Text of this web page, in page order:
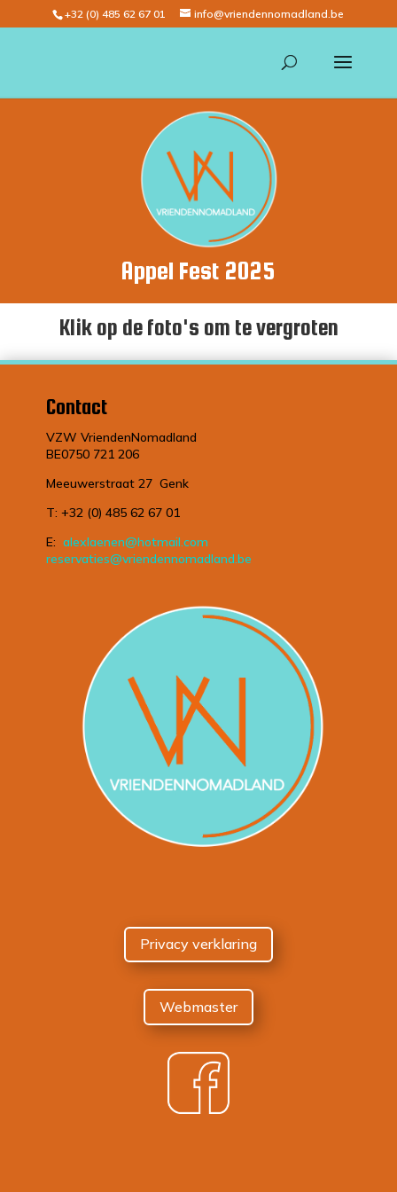
+32 (0) 485 62 67 01 info@vriendennomadland.be
Appel Fest 2025
Klik op de foto's om te vergroten
Contact
VZW VriendenNomadland
BE0750 721 206
Meeuwerstraat 27 Genk
T: +32 (0) 485 62 67 01
E: alexlaenen@hotmail.com
reservaties@vriendennomadland.be
Privacy verklaring
Webmaster